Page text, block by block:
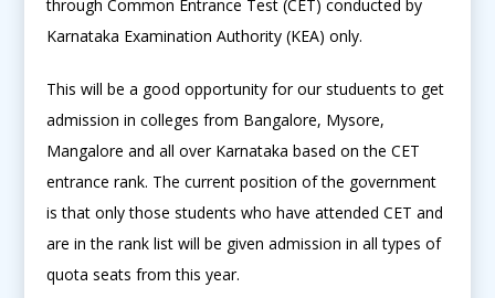
through Common Entrance Test (CET) conducted by
Karnataka Examination Authority (KEA) only.
This will be a good opportunity for our studuents to get
admission in colleges from Bangalore, Mysore,
Mangalore and all over Karnataka based on the CET
entrance rank. The current position of the government
is that only those students who have attended CET and
are in the rank list will be given admission in all types of
quota seats from this year.